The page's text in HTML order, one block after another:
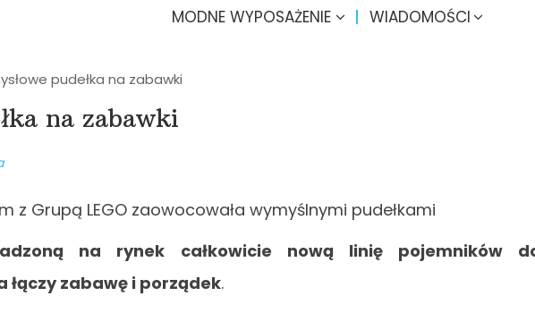
MODNE WYPOSAŻENIE
WIADOMOŚCI
pudełka na zabawki
na zabawki
na rynek całkowicie nową linię pojemników
zabawę i porządek.